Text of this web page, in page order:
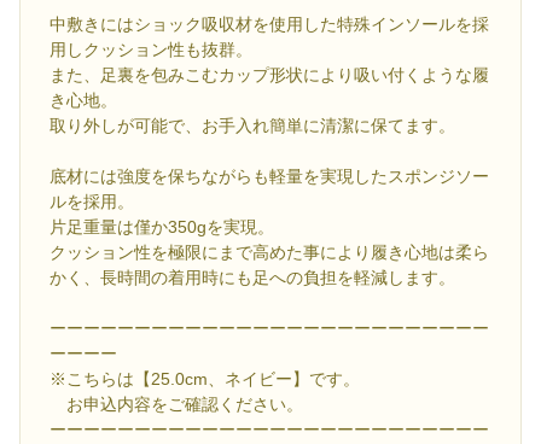
中敷きにはショック吸収材を使用した特殊インソールを採
用しクッション性も抜群。
また、足裏を包みこむカップ形状により吸い付くような履
き心地。
取り外しが可能で、お手入れ簡単に清潔に保てます。
底材には強度を保ちながらも軽量を実現したスポンジソー
ルを採用。
片足重量は僅か350gを実現。
クッション性を極限にまで高めた事により履き心地は柔ら
かく、長時間の着用時にも足への負担を軽減します。
ーーーーーーーーーーーーーーーーーーーーーーーーーー
ーーーー
※こちらは【25.0cm、ネイビー】です。
お申込内容をご確認ください。
ーーーーーーーーーーーーーーーーーーーーーーーーーー